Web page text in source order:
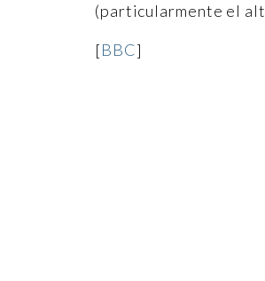
(particularmente el
[BBC]